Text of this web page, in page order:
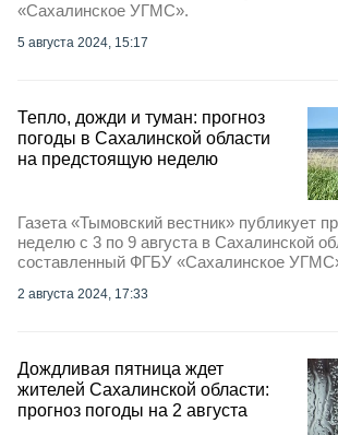
«Сахалинское УГМС».
5 августа 2024, 15:17
Тепло, дожди и туман: прогноз
погоды в Сахалинской области
на предстоящую неделю
Газета «Тымовский вестник» публикует
неделю с 3 по 9 августа в Сахалинской
составленный ФГБУ «Сахалинское
2 августа 2024, 17:33
Дождливая пятница ждет
жителей Сахалинской области:
прогноз погоды на 2 августа